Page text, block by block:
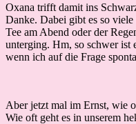
Oxana trifft damit ins
Danke. Dabei gibt es so
Tee am Abend oder der
unterging. Hm, so schwer ist
wenn ich auf die Frage
Aber jetzt mal im Ernst, wie
Wie oft geht es in unserem